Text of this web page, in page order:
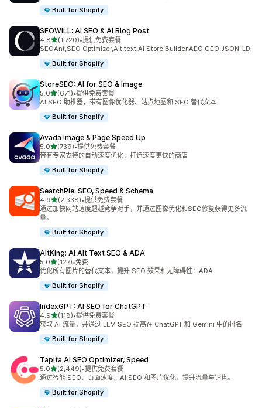
Built for Shopify
SEOWILL: AI SEO & AI Blog Post
4.8星（满分 5 星）
(1,720)
总共 1720 条评论
•提供免费套餐
SEOAnt,SEO Optimizer,Alt text,AI Store Builder,AEO,GEO,JSON-LD
Built for Shopify
StoreSEO: AI for SEO & Image
5.0星（满分 5 星）
(671)
总共 671 条评论
•提供免费套餐
AI SEO 助推器，带有图像优化器、站点地图和 SEO 替代文本
Built for Shopify
Avada Image & Page Speed Up
5.0星（满分 5 星）
(739)
总共 739 条评论
•提供免费套餐
带有专家支持的自动速度优化，打造速度更快的商店
Built for Shopify
SearchPie: SEO, Speed & Schema
4.9星（满分 5 星）
(2,338)
总共 2338 条评论
•提供免费套餐
通过加快网站速度超越竞争对手，并通过图像优化和SEO修复获得更多流
量。
Built for Shopify
AltKing: AI Alt Text SEO & ADA
5.0星（满分 5 星）
(127)
总共 127 条评论
•免费
优化所有图片的替代文本，提升 SEO 效果和无障碍性：ADA
Built for Shopify
IndexGPT: AI SEO for ChatGPT
4.9星（满分 5 星）
(118)
总共 118 条评论
•提供免费套餐
获取 AI 流量，并通过 LLM SEO 提高在 ChatGPT 和 Gemini 中的排名
Built for Shopify
Tapita AI SEO Optimizer, Speed
5.0星（满分 5 星）
(2,449)
总共 2449 条评论
•提供免费套餐
通过智能 SEO、页面速度、AI SEO 和图片优化，提升流量与销售。
Built for Shopify